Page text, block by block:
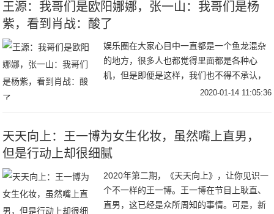
王源：我哥们是欧阳娜娜，张一山：我哥们是杨
紫，看到肖战：酸了
娱乐圈在大家心目中一直都是一个鱼龙混杂
的地方，很多人也都觉得里面都是各种心
机，但是即便是这样，我们也不得不承认，
其实还有很多明星之间的关系是非常好的，
2020-01-14 11:05:36
天天向上：王一博为女生化妆，虽然嘴上直男，
但是行动上却很细腻
2020年第二期，《天天向上》，让你见识一
个不一样的王一博。王一博在节目上耿直、
直男，这已经是众所周知的事情。可是，新